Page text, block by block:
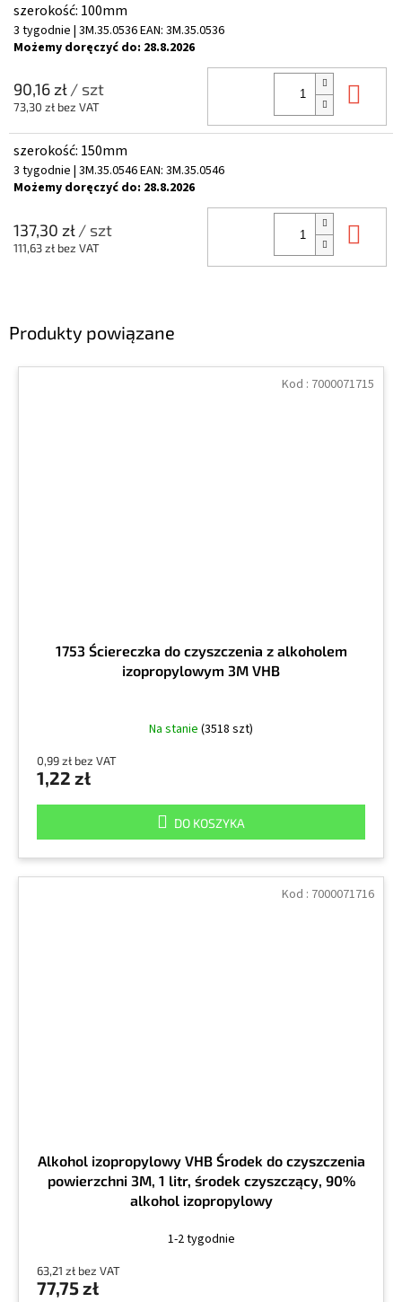
Produkty powiązane
1753 Ściereczka do czyszczenia z alkoholem
izopropylowym 3M VHB
Na stanie (3518 szt)
0,99 zł bez VAT
1,22 zł
DO KOSZYKA
Kod : 7000071715
Alkohol izopropylowy VHB Środek do czyszczenia
powierzchni 3M, 1 litr, środek czyszczący, 90%
alkohol izopropylowy
1-2 tygodnie
63,21 zł bez VAT
77,75 zł
Kod : 7000071716
szerokość: 100mm
3 tygodnie | 3M.35.0536EAN: 3M.35.0536
Możemy doręczyć do: 28.8.2026
90,16 zł/ szt
73,30 zł bez VAT
szerokość: 150mm
3 tygodnie | 3M.35.0546EAN: 3M.35.0546
Możemy doręczyć do: 28.8.2026
137,30 zł/ szt
111,63 zł bez VAT